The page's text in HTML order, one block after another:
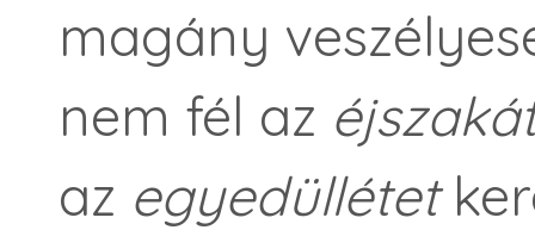
magány
nem fél az
az egyedüllétet